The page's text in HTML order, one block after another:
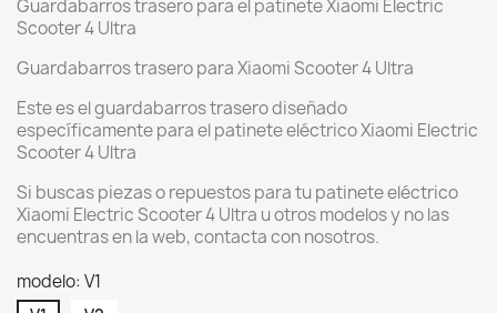
Guardabarros trasero para el patinete Xiaomi Electric
Scooter 4 Ultra
Guardabarros trasero para Xiaomi Scooter 4 Ultra
Este es el guardabarros trasero diseñado
específicamente para el patinete eléctrico Xiaomi Electric
Scooter 4 Ultra
Si buscas piezas o repuestos para tu patinete eléctrico
Xiaomi Electric Scooter 4 Ultra u otros modelos y no las
encuentras en la web, contacta con nosotros.
modelo: V1